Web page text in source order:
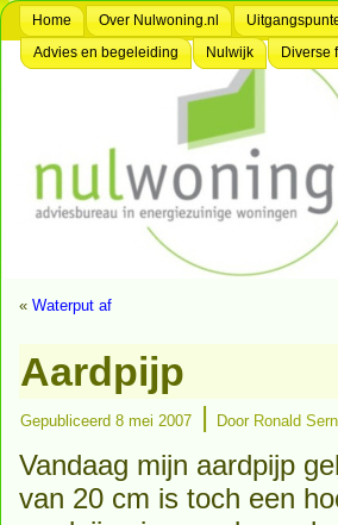
Home Over Nulwoning.nl
Advies en begeleiding
Nulwijk Diverse
« Waterput af
Aardpijp
Gepubliceerd 8 mei 2007 | Door Ronald
Vandaag mijn aardpijp
van 20 cm is toch een